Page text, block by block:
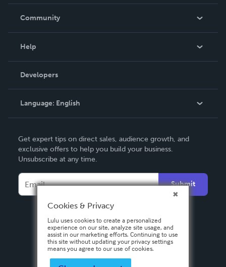
In The News
Community
Podcast
Help
Order Lookup
Knowledge Base
Contact Support
Developers
Language: English
Deutsch
Français
Español
Get expert tips on direct sales, audience growth, and
exclusive offers to help you build your business.
Unsubscribe at any time.
Submit
Cookies & Privacy
Lulu uses cookies to create a personalized
experience on our site, analyze site usage, and
assist in our marketing efforts. Continuing to use
this site without updating your privacy settings
means you agree to our use of cookies.